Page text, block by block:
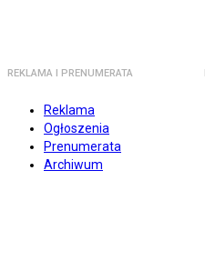
REKLAMA I PRENUMERATA
Reklama
Ogłoszenia
Prenumerata
Archiwum